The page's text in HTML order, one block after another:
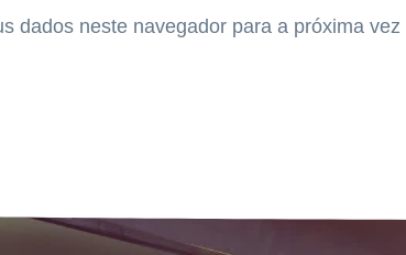
dados neste navegador para a próxima